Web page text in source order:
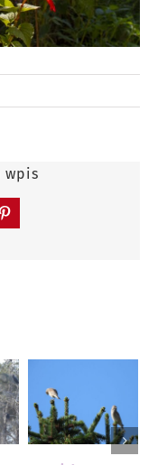
wpis
Pinterest